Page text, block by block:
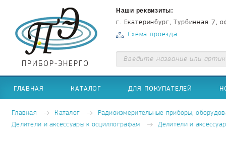
ПРИБОР-ЭНЕРГО
Наши реквизиты:
г. Екатеринбург, Турбинная 7,
Схема проезда
ГЛАВНАЯ КАТАЛОГ ДЛЯ ПОКУПАТЕЛЕЙ
Главная Каталог
Радиоизмерительные приборы,
Делители и аксессуары к осциллографам
Делители и